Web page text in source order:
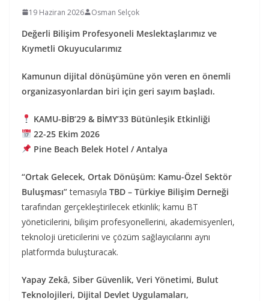
19 Haziran 2026 Osman Selçok
Değerli Bilişim Profesyoneli Meslektaşlarımız ve
Kıymetli Okuyucularımız
Kamunun dijital dönüşümüne yön veren en önemli
organizasyonlardan biri için geri sayım başladı.
KAMU-BİB’29 & BİMY’33 Bütünleşik Etkinliği
22-25 Ekim 2026
Pine Beach Belek Hotel / Antalya
“Ortak Gelecek, Ortak Dönüşüm: Kamu-Özel Sektör
Buluşması”temasıyla TBD – Türkiye Bilişim Derneği
tarafından gerçekleştirilecek etkinlik; kamu BT
yöneticilerini, bilişim profesyonellerini, akademisyenleri,
teknoloji üreticilerini ve çözüm sağlayıcılarını aynı
platformda buluşturacak.
Yapay Zekâ, Siber Güvenlik, Veri Yönetimi, Bulut
Teknolojileri, Dijital Devlet Uygulamaları,